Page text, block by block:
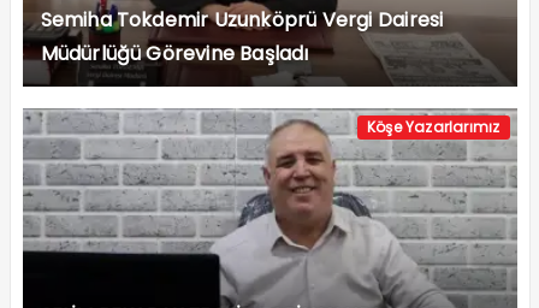
Semiha Tokdemir Uzunköprü Vergi Dairesi
Müdürlüğü Görevine Başladı
Köşe Yazarlarımız